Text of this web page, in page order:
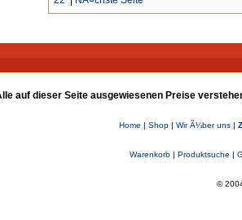
auf dieser Seite ausgewiesenen Preise
Home | Shop| Wir Ã¼ber uns|
Warenkorb| Produktsuche |
©